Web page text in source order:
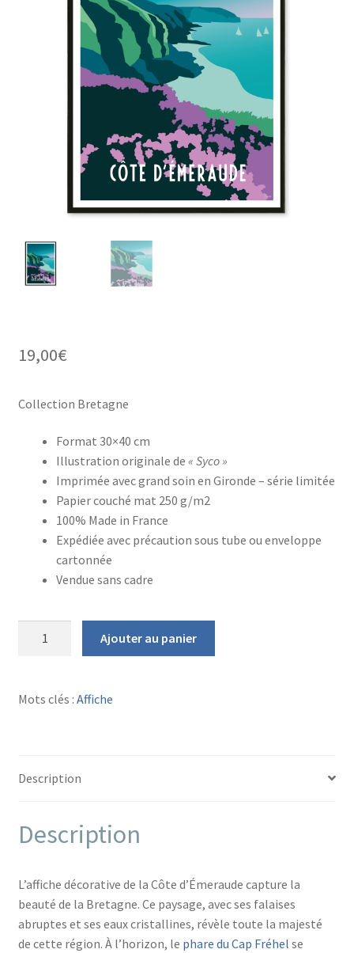
19,00€
Collection Bretagne
Format 30×40 cm
Illustration originale de « Syco »
Imprimée avec grand soin en Gironde – série limitée
Papier couché mat 250 g/m2
100% Made in France
Expédiée avec précaution sous tube ou enveloppe
cartonnée
Vendue sans cadre
D'ÉMERAUDE
Ajouter au panier
Mots clés : Affiche
Description
Description
L’affiche décorative de la Côte d’Émeraude capture la
beauté de la Bretagne. Ce paysage, avec ses falaises
abruptes et ses eaux cristallines, révèle toute la majesté
de cette région. À l’horizon, le phare du Cap Fréhel se